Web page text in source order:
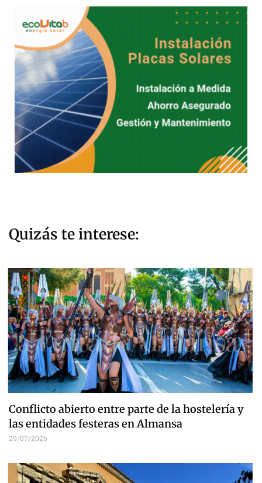
Quizás te interese:
Conflicto abierto entre parte de la hostelería y
las entidades festeras en Almansa
29/07/2026